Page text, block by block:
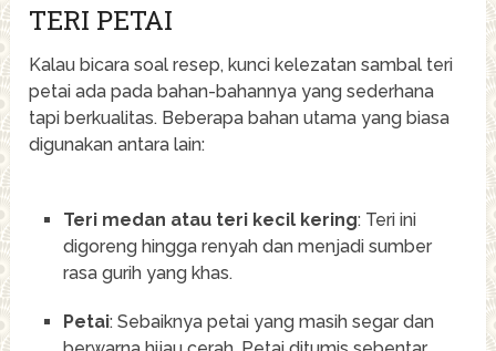
TERI PETAI
Kalau bicara soal resep, kunci kelezatan sambal teri
petai ada pada bahan-bahannya yang sederhana
tapi berkualitas. Beberapa bahan utama yang biasa
digunakan antara lain:
Teri medan atau teri kecil kering: Teri ini
digoreng hingga renyah dan menjadi sumber
rasa gurih yang khas.
Petai: Sebaiknya petai yang masih segar dan